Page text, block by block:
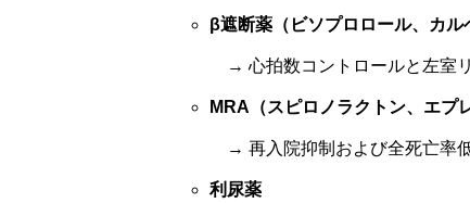
β遮断薬（ビソプロロール、カル
→ 心拍数コントロールと左室
MRA（スピロノラクトン、エプ
→ 再入院抑制および全死亡率
利尿薬